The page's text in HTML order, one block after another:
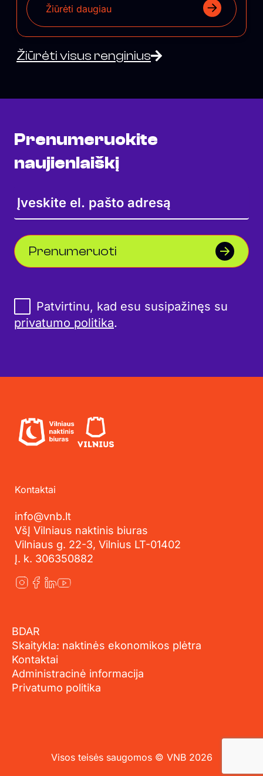
Žiūrėti daugiau
Žiūrėti visus renginius
Prenumeruokite
naujienlaiškį
Prenumeruoti
Patvirtinu, kad esu susipažinęs su
privatumo politika.
Kontaktai
info@vnb.lt
VšĮ Vilniaus naktinis biuras
Vilniaus g. 22-3, Vilnius LT-01402
Į. k. 306350882
BDAR
Skaitykla: naktinės ekonomikos plėtra
Kontaktai
Administracinė informacija
Privatumo politika
Visos teisės saugomos © VNB 2026